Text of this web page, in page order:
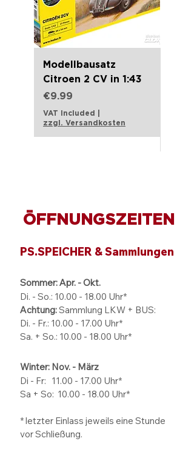
Dekoration, die jeden Raum
bereichert und ein echter
Hingucker ist. Ideal als Geschenk
eigenen Freude an der Wand!
Modellbausatz
Citroen 2 CV in 1:43
Price
€9.99
VAT Included |
zzgl. Versandkosten
ÖFFNUNGSZEITEN
PS.SPEICHER & Sammlungen
Sommer: Apr. - Okt.
Di. - So.: 10.00 - 18.00 Uhr*
Achtung:Sammlung LKW + BUS:
Di. - Fr.: 10.00 - 17.00 Uhr*
Sa. + So.: 10.00 - 18.00 Uhr*
Winter: Nov. - März
Di - Fr: 11.00 - 17.00 Uhr*
Sa + So: 10.00 - 18.00 Uhr*
* letzter Einlass jeweils eine Stunde
vor Schließung.